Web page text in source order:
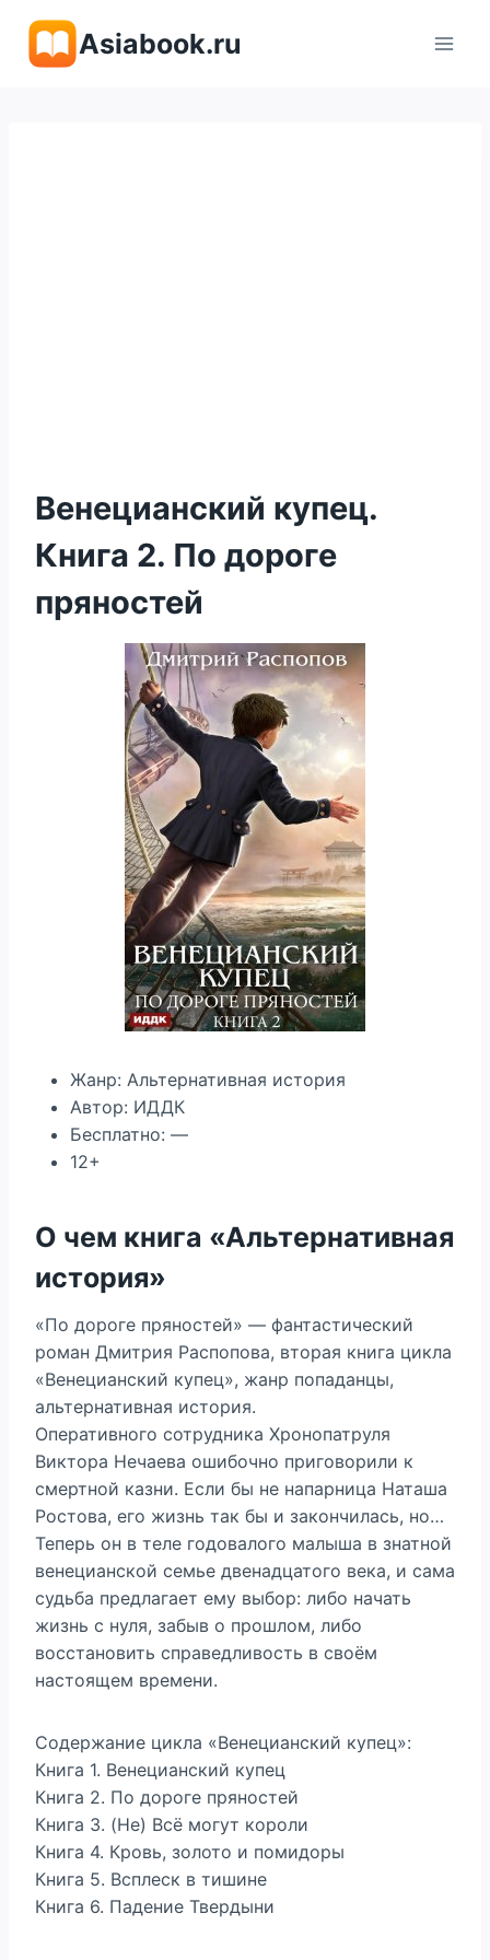
содержимому
Asiabook.ru
Венецианский купец.
Книга 2. По дороге
пряностей
Жанр: Альтернативная история
Автор: ИДДК
Бесплатно: —
12+
О чем книга «Альтернативная
история»
«По дороге пряностей» — фантастический
роман Дмитрия Распопова, вторая книга цикла
«Венецианский купец», жанр попаданцы,
альтернативная история.
Оперативного сотрудника Хронопатруля
Виктора Нечаева ошибочно приговорили к
смертной казни. Если бы не напарница Наташа
Ростова, его жизнь так бы и закончилась, но…
Теперь он в теле годовалого малыша в знатной
венецианской семье двенадцатого века, и сама
судьба предлагает ему выбор: либо начать
жизнь с нуля, забыв о прошлом, либо
восстановить справедливость в своём
настоящем времени.
Содержание цикла «Венецианский купец»:
Книга 1. Венецианский купец
Книга 2. По дороге пряностей
Книга 3. (Не) Всё могут короли
Книга 4. Кровь, золото и помидоры
Книга 5. Всплеск в тишине
Книга 6. Падение Твердыни